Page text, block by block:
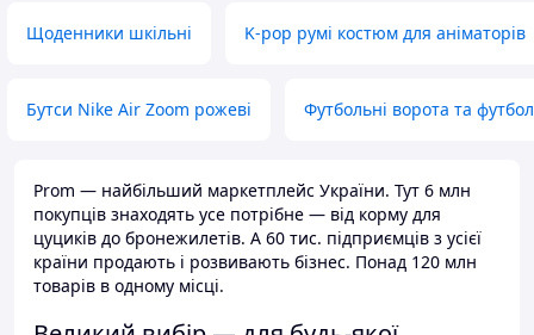
Щоденники шкільні K-pop румі костюм для аніматорів
Бутси Nike Air Zoom рожеві Футбольні ворота та
Prom — найбільший маркетплейс України. Тут 6 млн
покупців знаходять усе потрібне — від корму для
цуциків до бронежилетів. А 60 тис. підприємців з усієї
країни продають і розвивають бізнес. Понад 120 млн
товарів в одному місці.